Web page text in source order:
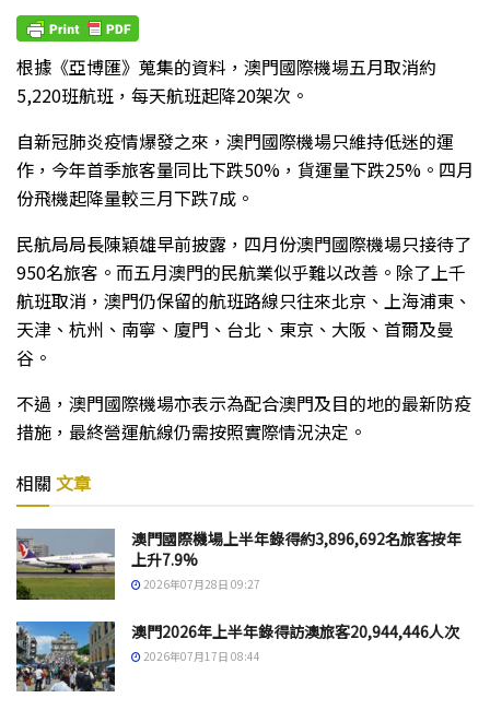
根據《亞博匯》蒐集的資料，澳門國際機場五月取消約
5,220班航班，每天航班起降20架次。
自新冠肺炎疫情爆發之來，澳門國際機場只維持低迷的運
作，今年首季旅客量同比下跌50%，貨運量下跌25%。四月
份飛機起降量較三月下跌7成。
民航局局長陳穎雄早前披露，四月份澳門國際機場只接待了
950名旅客。而五月澳門的民航業似乎難以改善。除了上千
航班取消，澳門仍保留的航班路線只往來北京、上海浦東、
天津、杭州、南寧、廈門、台北、東京、大阪、首爾及曼
谷。
不過，澳門國際機場亦表示為配合澳門及目的地的最新防疫
措施，最終營運航線仍需按照實際情況決定。
相關 文章
澳門國際機場上半年錄得約3,896,692名旅客按年
上升7.9%
2026年07月28日 09:27
澳門2026年上半年錄得訪澳旅客20,944,446人次
2026年07月17日 08:44